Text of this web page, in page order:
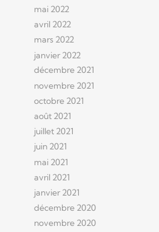
mai 2022
avril 2022
mars 2022
janvier 2022
décembre 2021
novembre 2021
octobre 2021
août 2021
juillet 2021
juin 2021
mai 2021
avril 2021
janvier 2021
décembre 2020
novembre 2020